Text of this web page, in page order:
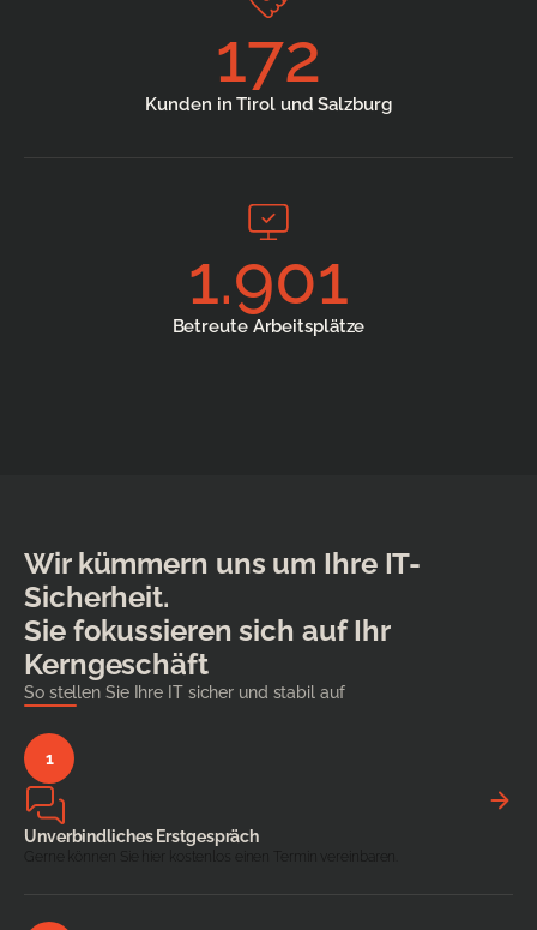
172
Kunden in Tirol und Salzburg
1.901
Betreute Arbeitsplätze
Wir kümmern uns um Ihre IT-
Sicherheit.
Sie fokussieren sich auf Ihr
Kerngeschäft
So stellen Sie Ihre IT sicher und stabil auf
Unverbindliches Erstgespräch
Gerne können Sie hier kostenlos einen Termin vereinbaren.